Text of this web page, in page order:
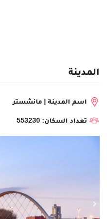
المدينة
اسم المدينة | مانشستر
تعداد السكان: 553230